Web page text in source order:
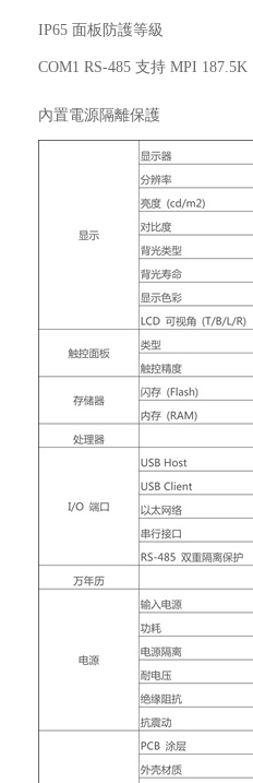
IP65 面板防護等級
COM1 RS-485 支持 MPI 187.5K
內置電源隔離保護